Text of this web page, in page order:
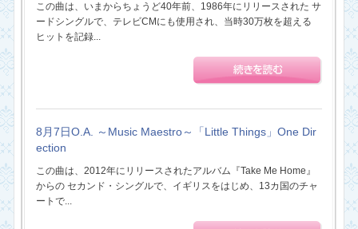
この曲は、いまからちょうど40年前、1986年にリリースされた サ
ードシングルで、テレビCMにも使用され、当時30万枚を超える
ヒットを記録...
8月7日O.A. ～Music Maestro～「Little Things」One Dir
ection
この曲は、2012年にリリースされたアルバム『Take Me Home』
からの セカンド・シングルで、イギリスをはじめ、13カ国のチャ
ートで...